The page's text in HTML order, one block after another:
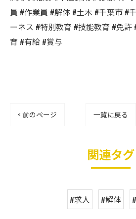
員 #作業員 #解体 #土木 #千葉市 #
ーネス #特別教育 #技能教育 #免許
育 #有給 #賞与
< 前のページ 一覧に戻る
関連タグ
#求人 #解体